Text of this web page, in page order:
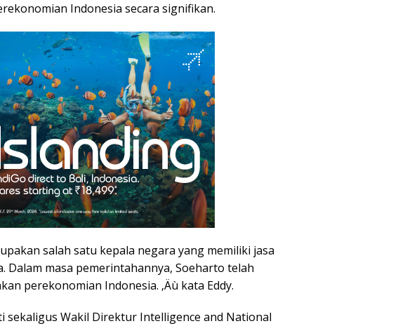
Indonesia secara signifikan.
salah satu kepala negara yang memiliki jasa
Dalam masa pemerintahannya, Soeharto telah
perekonomian Indonesia. ‚Äù kata Eddy.
sekaligus Wakil Direktur Intelligence and National